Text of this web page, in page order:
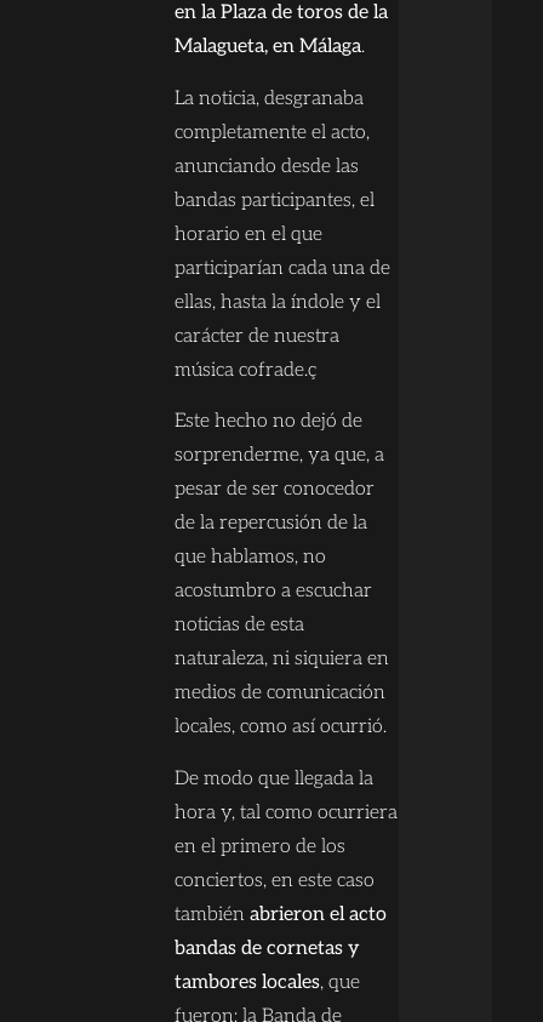
en la Plaza de toros de la
Malagueta, en Málaga.
La noticia, desgranaba
completamente el acto,
anunciando desde las
bandas participantes, el
horario en el que
participarían cada una de
ellas, hasta la índole y el
carácter de nuestra
música cofrade.ç
Este hecho no dejó de
sorprenderme, ya que, a
pesar de ser conocedor
de la repercusión de la
que hablamos, no
acostumbro a escuchar
noticias de esta
naturaleza, ni siquiera en
medios de comunicación
locales, como así ocurrió.
De modo que llegada la
hora y, tal como ocurriera
en el primero de los
conciertos, en este caso
también abrieron el acto
bandas de cornetas y
tambores locales, que
fueron: la Banda de